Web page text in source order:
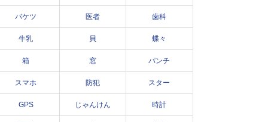
バケツ 医者 歯科
牛乳 貝 蝶々
箱 窓 パンチ
スマホ 防犯 スター
GPS じゃんけん 時計